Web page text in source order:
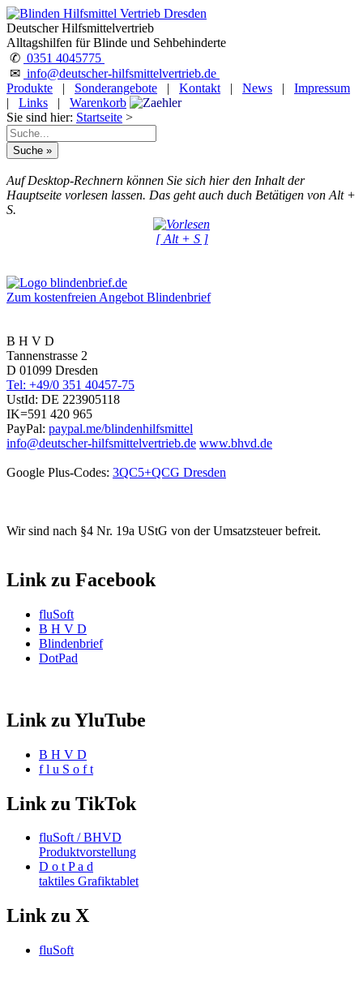
Deutscher Hilfsmittelvertrieb
Alltagshilfen für Blinde und Sehbehinderte
✆ 0351 4045775
✉ info@deutscher-hilfsmittelvertrieb.de
Produkte
| Sonderangebote | Kontakt | News |
Impressum
|
Links |
Warenkorb
Sie sind hier: Startseite >
Auf Desktop-Rechnern können Sie sich hier den Inhalt der
Hauptseite vorlesen lassen. Das geht auch duch Betätigen von Alt +
S.
[ Alt + S ]
Zum kostenfreien Angebot Blindenbrief
B H V D
Tannenstrasse 2
D 01099 Dresden
Tel: +49/0 351 40457-75
UstId: DE 223905118
IK=591 420 965
PayPal: paypal.me/blindenhilfsmittel
info@deutscher-hilfsmittelvertrieb.de www.bhvd.de
Google Plus-Codes: 3QC5+QCG Dresden
Wir sind nach §4 Nr. 19a UStG von der Umsatzsteuer befreit.
Link zu Facebook
fluSoft
B H V D
Blindenbrief
DotPad
Link zu YluTube
B H V D
f l u S o f t
Link zu TikTok
fluSoft / BHVD
Produktvorstellung
D o t P a d
taktiles Grafiktablet
Link zu X
fluSoft